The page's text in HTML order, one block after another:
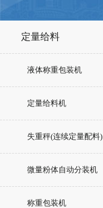
定量给料
液体称重包装机
定量给料机
失重秤(连续定量配料)
微量粉体自动分装机
称重包装机